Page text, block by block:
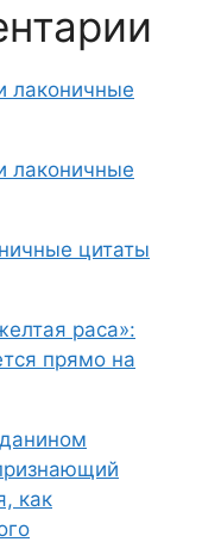
лаконичные
лаконичные
цитаты
раса»:
прямо на
как